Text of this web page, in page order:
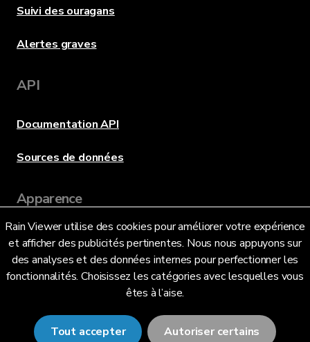
Rain Viewer utilise des cookies pour améliorer votre expérience
et afficher des publicités pertinentes. Nous nous appuyons sur
des analyses et des données internes pour perfectionner les
fonctionnalités. Choisissez les catégories avec lesquelles vous
êtes à l’aise.
Tout accepter Autoriser certains
Suivi des ouragans
Alertes graves
API
Documentation API
Sources de données
Apparence
Langue